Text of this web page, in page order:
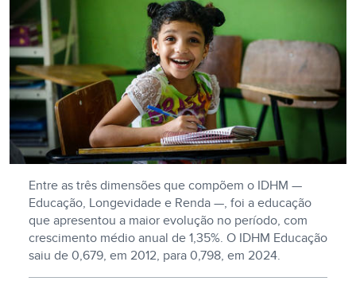
Entre as três dimensões que compõem o IDHM —
Educação, Longevidade e Renda —, foi a educação
que apresentou a maior evolução no período, com
crescimento médio anual de 1,35%. O IDHM Educação
saiu de 0,679, em 2012, para 0,798, em 2024.